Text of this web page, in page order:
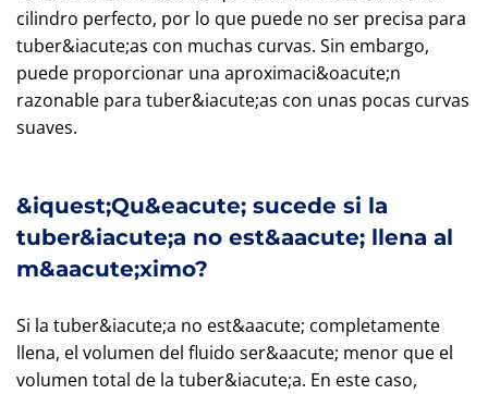
cilindro perfecto, por lo que puede no ser precisa para
tuber&iacute;as con muchas curvas. Sin embargo,
puede proporcionar una aproximaci&oacute;n
razonable para tuber&iacute;as con unas pocas curvas
suaves.
&iquest;Qu&eacute; sucede si la
tuber&iacute;a no est&aacute; llena al
m&aacute;ximo?
Si la tuber&iacute;a no est&aacute; completamente
llena, el volumen del fluido ser&aacute; menor que el
volumen total de la tuber&iacute;a. En este caso,